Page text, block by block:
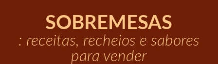
SOBREMESAS
: receitas, recheios e sabores
para vender